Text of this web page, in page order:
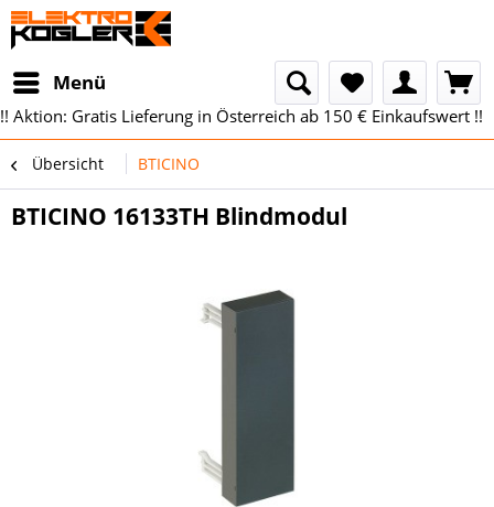
Menü
!! Aktion: Gratis Lieferung in Österreich ab 150 € Einkaufswert !!
Übersicht BTICINO
BTICINO 16133TH Blindmodul